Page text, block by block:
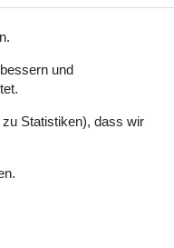
und
Statistiken), dass wir